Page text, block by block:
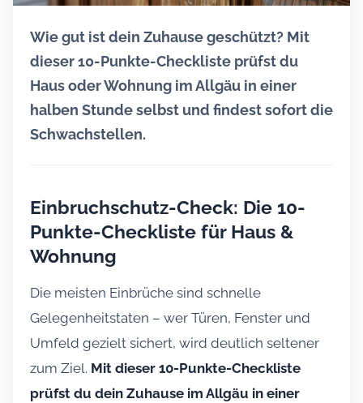
Wie gut ist dein Zuhause geschützt? Mit
dieser 10-Punkte-Checkliste prüfst du
Haus oder Wohnung im Allgäu in einer
halben Stunde selbst und findest sofort die
Schwachstellen.
Einbruchschutz-Check: Die 10-
Punkte-Checkliste für Haus &
Wohnung
Die meisten Einbrüche sind schnelle
Gelegenheitstaten – wer Türen, Fenster und
Umfeld gezielt sichert, wird deutlich seltener
zum Ziel. Mit dieser 10-Punkte-Checkliste
prüfst du dein Zuhause im Allgäu in einer